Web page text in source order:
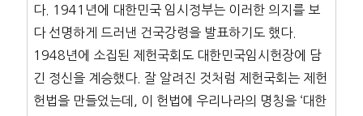
다. 1941년에 대한민국 임시정부는 이러한 의지를 보
다 선명하게 드러낸 건국강령을 발표하기도 했다.
1948년에 소집된 제헌국회도 대한민국임시헌장에 담
긴 정신을 계승했다. 잘 알려진 것처럼 제헌국회는 제헌
헌법을 만들었는데, 이 헌법에 우리나라의 명칭을 ‘대한